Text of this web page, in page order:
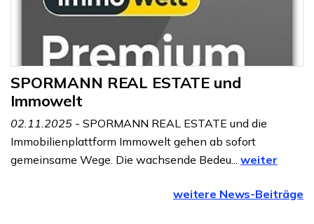
SPORMANN REAL ESTATE und
Immowelt
02.11.2025 - SPORMANN REAL ESTATE und die
Immobilienplattform Immowelt gehen ab sofort
gemeinsame Wege. Die wachsende Bedeu... weiter
weitere News-Beiträge